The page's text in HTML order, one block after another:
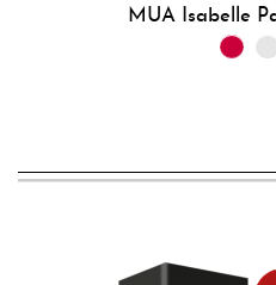
MUA Isabelle